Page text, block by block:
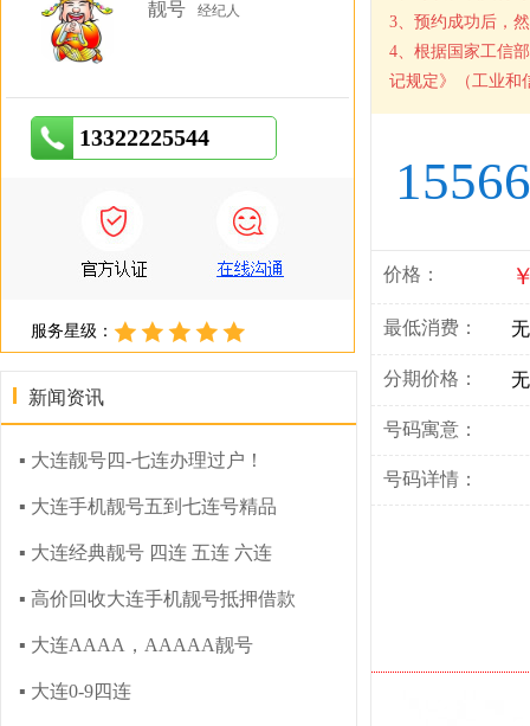
3、预约成功后，
4、根据国家工信
记规定》（工业和
价格：
最低消费：
分期价格： 无
号码寓意：
号码详情：
靓号 经纪人
13322225544
服务星级：
新闻资讯
▪ 大连靓号四-七连办理过户！
▪ 大连手机靓号五到七连号精品
▪ 大连经典靓号 四连 五连 六连
▪ 高价回收大连手机靓号抵押借款
▪ 大连AAAA，AAAAA靓号
▪ 大连0-9四连